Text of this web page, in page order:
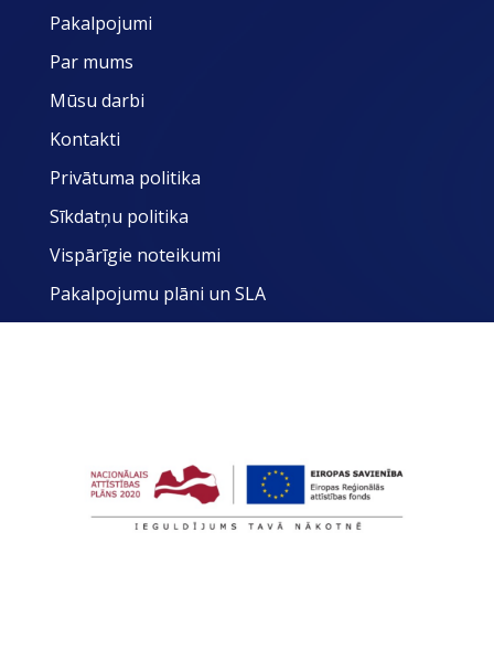
Pakalpojumi
Par mums
Mūsu darbi
Kontakti
Privātuma politika
Sīkdatņu politika
Vispārīgie noteikumi
Pakalpojumu plāni un SLA